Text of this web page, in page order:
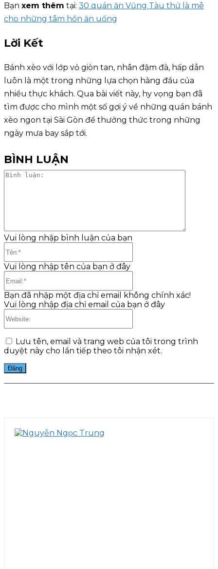
Bạn xem thêm tại: 30 quán ăn Vũng Tàu thử là mê
cho những tâm hồn ăn uống
Lời Kết
Bánh xèo với lớp vỏ giòn tan, nhân đậm đà, hấp dẫn
luôn là một trong những lựa chọn hàng đầu của
nhiều thực khách. Qua bài viết này, hy vọng bạn đã
tìm được cho mình một số gợi ý về những quán bánh
xèo ngon tại Sài Gòn để thưởng thức trong những
ngày mưa bay sắp tới.
BÌNH LUẬN
Vui lòng nhập bình luận của bạn
Vui lòng nhập tên của bạn ở đây
Bạn đã nhập một địa chỉ email không chính xác!
Vui lòng nhập địa chỉ email của bạn ở đây
Lưu tên, email và trang web của tôi trong trình
duyệt này cho lần tiếp theo tôi nhận xét.